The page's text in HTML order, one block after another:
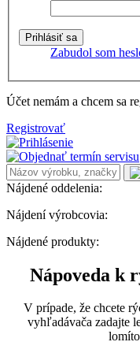
Zabudol som
Účet nemám a chcem sa
Registrovať
Nájdené oddelenia:
Nájdení výrobcovia:
Nájdené produkty:
Nápoveda k
V prípade, že chcete
vyhľadávača zadajte